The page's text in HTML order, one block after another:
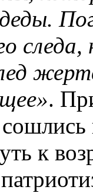
.
к